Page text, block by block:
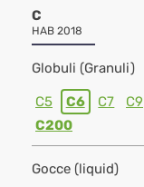
C
HAB 2018
Globuli (Granuli)
C5 C6 C7 C9
C200
Gocce (liquid)